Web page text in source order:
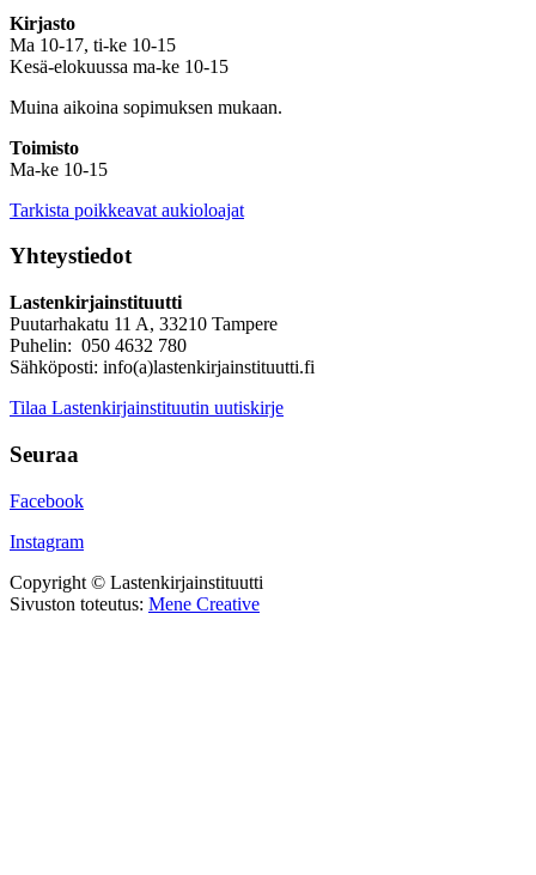
Kirjasto
Ma 10-17, ti-ke 10-15
Kesä-elokuussa ma-ke 10-15
Muina aikoina sopimuksen mukaan.
Toimisto
Ma-ke 10-15
Tarkista poikkeavat aukioloajat
Yhteystiedot
Lastenkirjainstituutti
Puutarhakatu 11 A, 33210 Tampere
Puhelin: 050 4632 780
Sähköposti: info(a)lastenkirjainstituutti.fi
Tilaa Lastenkirjainstituutin uutiskirje
Seuraa
Facebook
Instagram
Copyright © Lastenkirjainstituutti
Sivuston toteutus: Mene Creative